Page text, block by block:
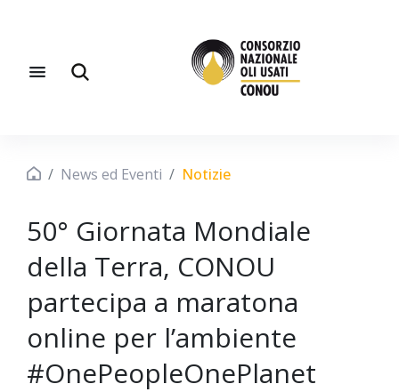
News ed Eventi Notizie
50° Giornata Mondiale
della Terra, CONOU
partecipa a maratona
online per l’ambiente
#OnePeopleOnePlanet